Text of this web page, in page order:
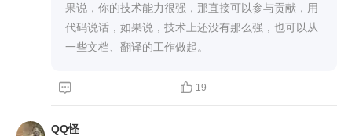
果说，你的技术能力很强，那直接可以参与贡献，用
代码说话，如果说，技术上还没有那么强，也可以从
一些文档、翻译的工作做起。
  19
QQ怪